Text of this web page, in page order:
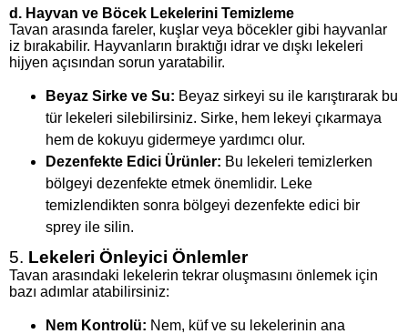
d. Hayvan ve Böcek Lekelerini Temizleme
Tavan arasında fareler, kuşlar veya böcekler gibi hayvanlar
iz bırakabilir. Hayvanların bıraktığı idrar ve dışkı lekeleri
hijyen açısından sorun yaratabilir.
Beyaz Sirke ve Su: Beyaz sirkeyi su ile karıştırarak bu
tür lekeleri silebilirsiniz. Sirke, hem lekeyi çıkarmaya
hem de kokuyu gidermeye yardımcı olur.
Dezenfekte Edici Ürünler: Bu lekeleri temizlerken
bölgeyi dezenfekte etmek önemlidir. Leke
temizlendikten sonra bölgeyi dezenfekte edici bir
sprey ile silin.
5. Lekeleri Önleyici Önlemler
Tavan arasındaki lekelerin tekrar oluşmasını önlemek için
bazı adımlar atabilirsiniz:
Nem Kontrolü: Nem, küf ve su lekelerinin ana